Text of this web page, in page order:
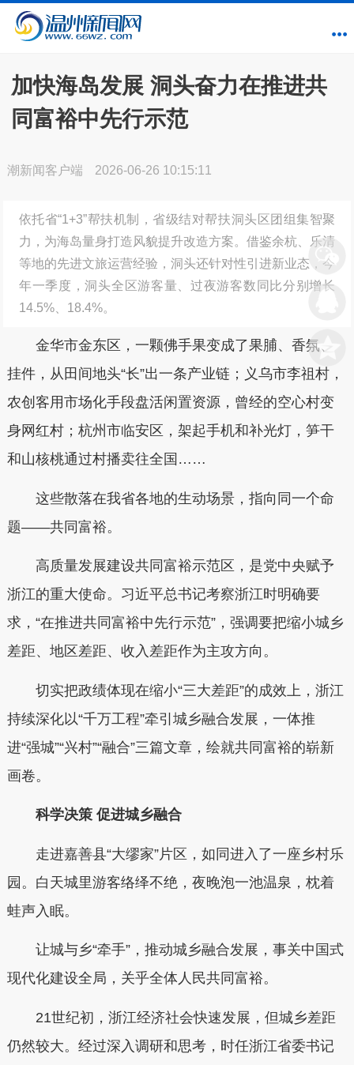
加快海岛发展 洞头奋力在推进共
同富裕中先行示范
潮新闻客户端 2026-06-26 10:15:11
依托省“1+3”帮扶机制，省级结对帮扶洞头区团组集智聚
力，为海岛量身打造风貌提升改造方案。借鉴余杭、乐清
等地的先进文旅运营经验，洞头还针对性引进新业态，今
年一季度，洞头全区游客量、过夜游客数同比分别增长
14.5%、18.4%。
金华市金东区，一颗佛手果变成了果脯、香氛、
挂件，从田间地头“长”出一条产业链；义乌市李祖村，
农创客用市场化手段盘活闲置资源，曾经的空心村变
身网红村；杭州市临安区，架起手机和补光灯，笋干
和山核桃通过村播卖往全国……
这些散落在我省各地的生动场景，指向同一个命
题——共同富裕。
高质量发展建设共同富裕示范区，是党中央赋予
浙江的重大使命。习近平总书记考察浙江时明确要
求，“在推进共同富裕中先行示范”，强调要把缩小城乡
差距、地区差距、收入差距作为主攻方向。
切实把政绩体现在缩小“三大差距”的成效上，浙江
持续深化以“千万工程”牵引城乡融合发展，一体推
进“强城”“兴村”“融合”三篇文章，绘就共同富裕的崭新
画卷。
科学决策 促进城乡融合
走进嘉善县“大缪家”片区，如同进入了一座乡村乐
园。白天城里游客络绎不绝，夜晚泡一池温泉，枕着
蛙声入眠。
让城与乡“牵手”，推动城乡融合发展，事关中国式
现代化建设全局，关乎全体人民共同富裕。
21世纪初，浙江经济社会快速发展，但城乡差距
仍然较大。经过深入调研和思考，时任浙江省委书记